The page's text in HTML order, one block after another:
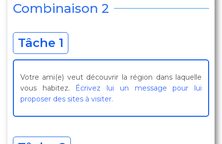
Combinaison 2
Tâche 1
Votre ami(e) veut découvrir la région dans laquelle
vous habitez. Écrivez lui un message pour lui
proposer des sites à visiter.